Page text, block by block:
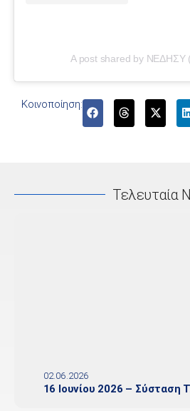
A post shared by ΝΕΔΗΣΥ
Κοινοποίηση:
Τελευταία
02.06.2026
16 Ιουνίου 2026 – Σύσταση